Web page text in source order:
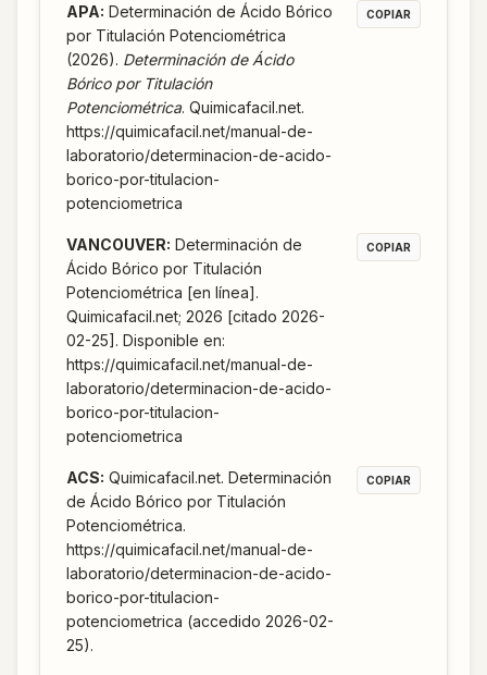
APA: Determinación de Ácido Bórico
por Titulación Potenciométrica
(2026). Determinación de Ácido
Bórico por Titulación
Potenciométrica. Quimicafacil.net.
https://quimicafacil.net/manual-de-
laboratorio/determinacion-de-acido-
borico-por-titulacion-
potenciometrica
COPIAR
VANCOUVER: Determinación de
Ácido Bórico por Titulación
Potenciométrica [en línea].
Quimicafacil.net; 2026 [citado 2026-
02-25]. Disponible en:
https://quimicafacil.net/manual-de-
laboratorio/determinacion-de-acido-
borico-por-titulacion-
potenciometrica
COPIAR
ACS: Quimicafacil.net. Determinación
de Ácido Bórico por Titulación
Potenciométrica.
https://quimicafacil.net/manual-de-
laboratorio/determinacion-de-acido-
borico-por-titulacion-
potenciometrica (accedido 2026-02-
25).
COPIAR